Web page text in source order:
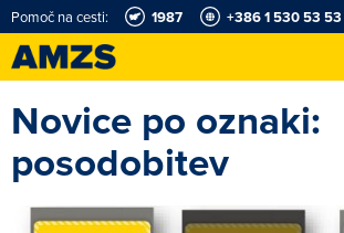
Pomoč na cesti: 1987 +386 1 530 53 53
Karting in motošportni center Najboljši za volanom
Novice po oznaki:
posodobitev